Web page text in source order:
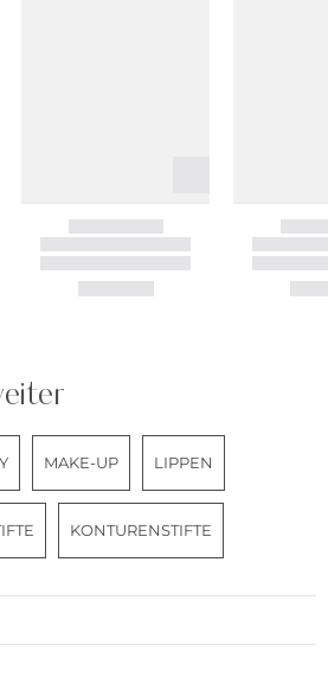
MAKE-UP LIPPEN
KONTURENSTIFTE